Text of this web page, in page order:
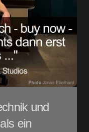
und
ein